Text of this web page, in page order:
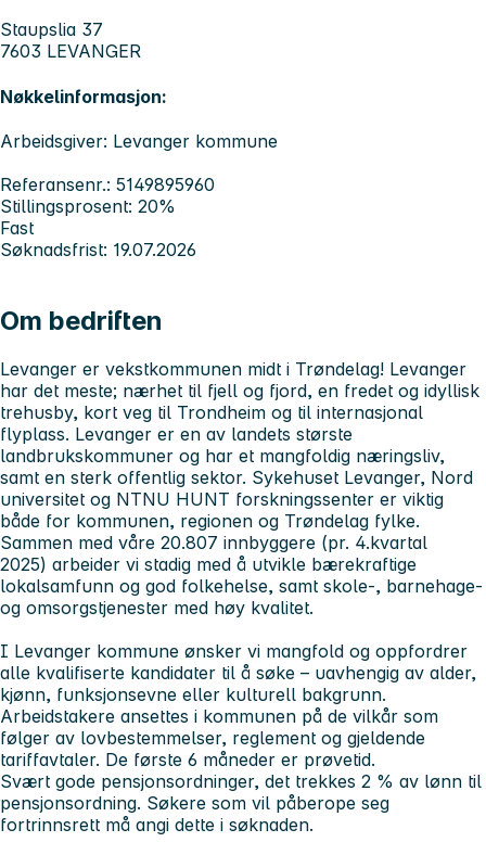
Staupslia 37
7603 LEVANGER
Nøkkelinformasjon:
Arbeidsgiver: Levanger kommune
Referansenr.: 5149895960
Stillingsprosent: 20%
Fast
Søknadsfrist: 19.07.2026
Om bedriften
Levanger er vekstkommunen midt i Trøndelag! Levanger
har det meste; nærhet til fjell og fjord, en fredet og idyllisk
trehusby, kort veg til Trondheim og til internasjonal
flyplass. Levanger er en av landets største
landbrukskommuner og har et mangfoldig næringsliv,
samt en sterk offentlig sektor. Sykehuset Levanger, Nord
universitet og NTNU HUNT forskningssenter er viktig
både for kommunen, regionen og Trøndelag fylke.
Sammen med våre 20.807 innbyggere (pr. 4.kvartal
2025) arbeider vi stadig med å utvikle bærekraftige
lokalsamfunn og god folkehelse, samt skole-, barnehage-
og omsorgstjenester med høy kvalitet.
I Levanger kommune ønsker vi mangfold og oppfordrer
alle kvalifiserte kandidater til å søke – uavhengig av alder,
kjønn, funksjonsevne eller kulturell bakgrunn.
Arbeidstakere ansettes i kommunen på de vilkår som
følger av lovbestemmelser, reglement og gjeldende
tariffavtaler. De første 6 måneder er prøvetid.
Svært gode pensjonsordninger, det trekkes 2 % av lønn til
pensjonsordning. Søkere som vil påberope seg
fortrinnsrett må angi dette i søknaden.